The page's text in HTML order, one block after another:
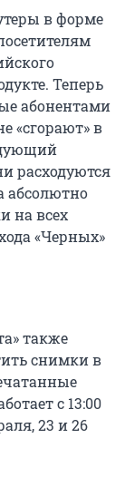
в форме
Теперь
абонентами
«сгорают» в
расходуются
абсолютно
на всех
«Черных»
также
снимки в
с 13:00
23 и 26